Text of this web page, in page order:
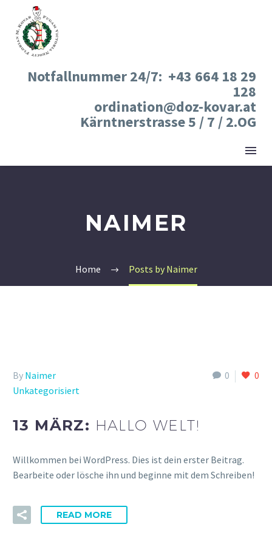
Notfallnummer 24/7: +43 664 18 29
128
ordination@doz-kovar.at
Kärntnerstrasse 5 / 7 / 2.OG
NAIMER
Home Posts by Naimer
0 0
By Naimer
Unkategorisiert
13 MÄRZ: HALLO WELT!
Willkommen bei WordPress. Dies ist dein erster Beitrag.
Bearbeite oder lösche ihn und beginne mit dem Schreiben!
READ MORE